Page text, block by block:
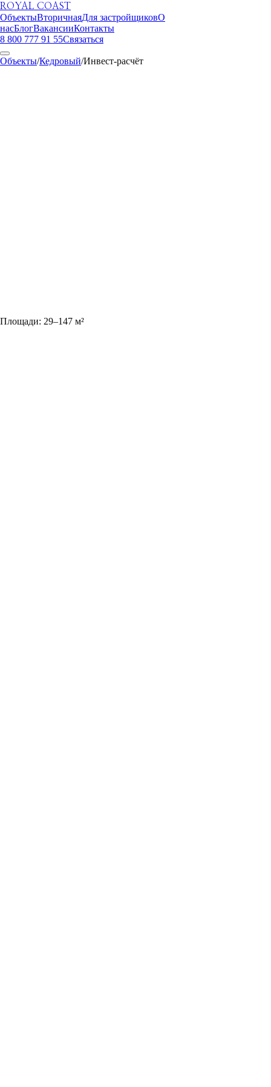
ROYAL COAST
ОбъектыВторичнаяДля застройщиковО
насБлогВакансииКонтакты
8 800 777 91 55Связаться
Объекты/Кедровый/Инвест-расчёт
Площади: 29–147 м²